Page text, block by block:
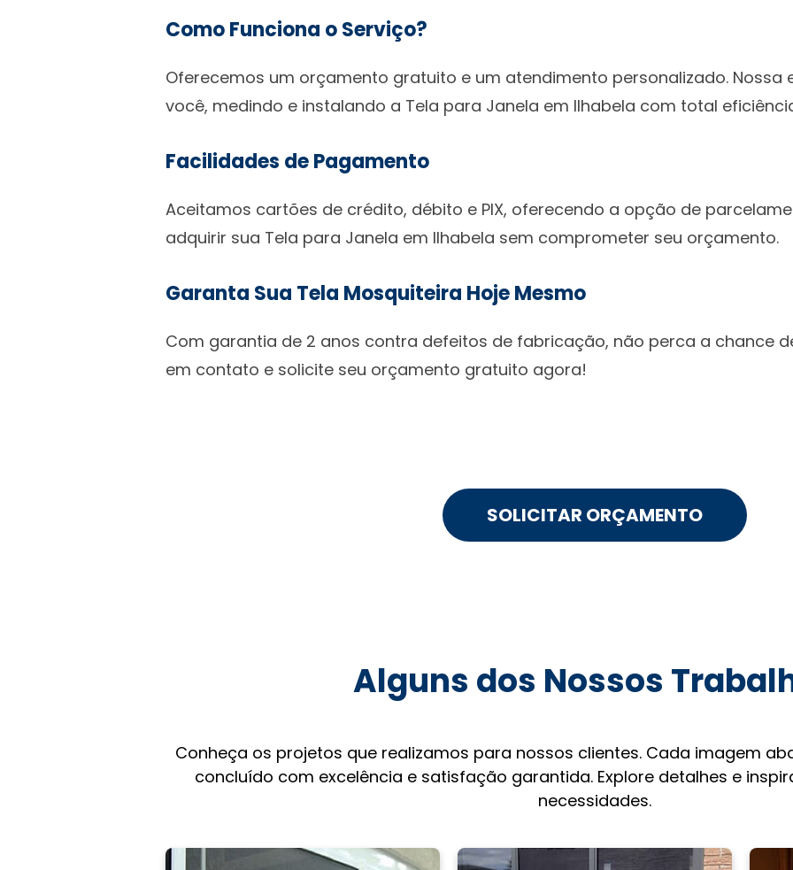
Como Funciona o Serviço?
Oferecemos um orçamento gratuito e um atendimento personalizado. Nossa
você, medindo e instalando a Tela para Janela em Ilhabela com total
Facilidades de Pagamento
Aceitamos cartões de crédito, débito e PIX, oferecendo a opção de
adquirir sua Tela para Janela em Ilhabela sem comprometer seu orçamento.
Garanta Sua Tela Mosquiteira Hoje Mesmo
Com garantia de 2 anos contra defeitos de fabricação, não perca a chance
em contato e solicite seu orçamento gratuito agora!
SOLICITAR ORÇAMENTO
Alguns dos Nossos
Conheça os projetos que realizamos para nossos clientes. Cada imagem
concluído com excelência e satisfação garantida. Explore detalhes e
necessidades.